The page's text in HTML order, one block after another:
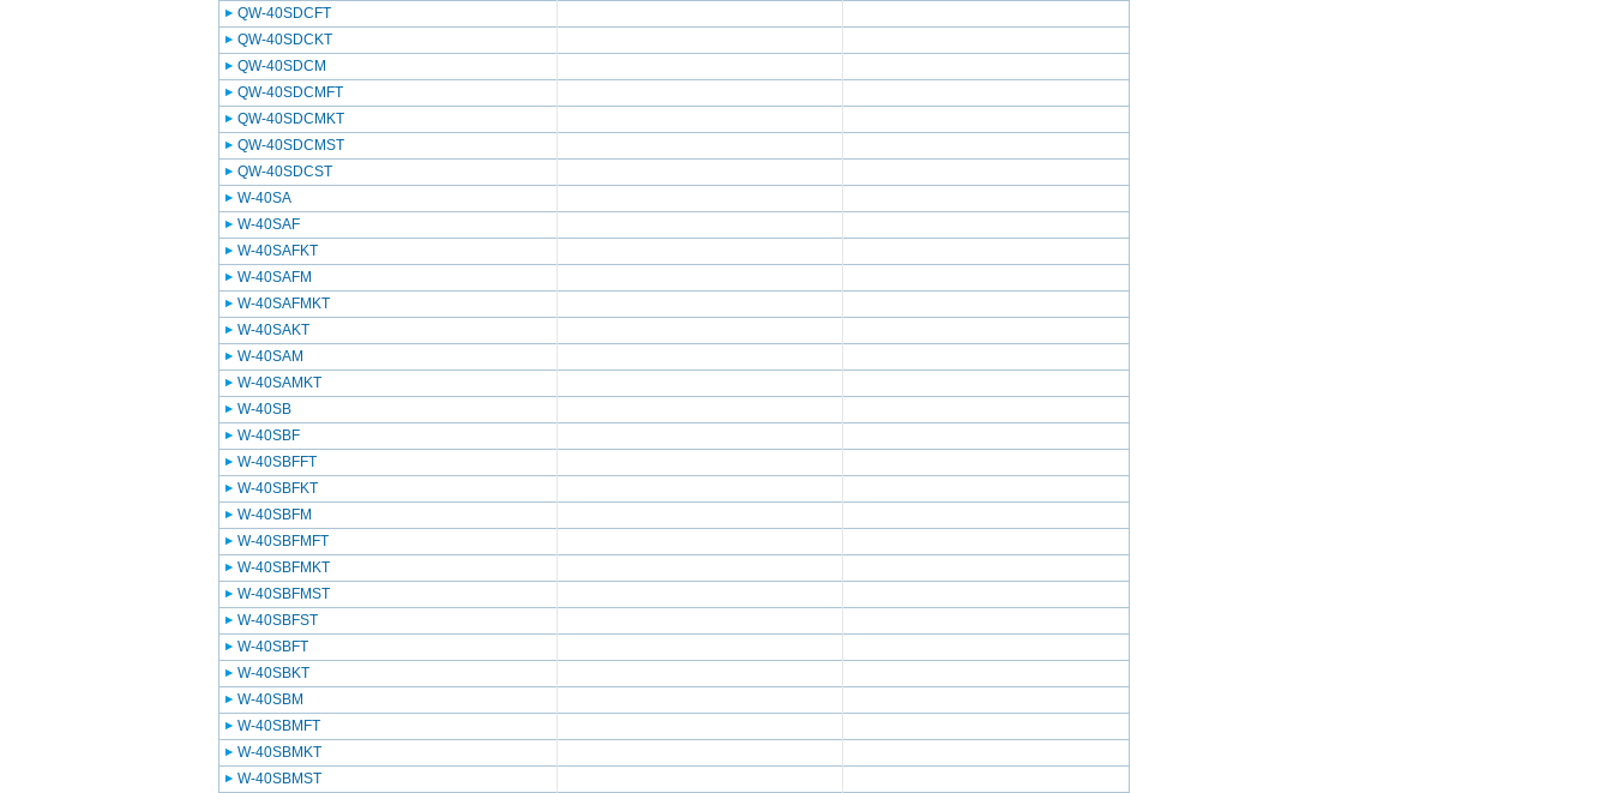
QW-40SDCFT
QW-40SDCKT
QW-40SDCM
QW-40SDCMFT
QW-40SDCMKT
QW-40SDCMST
QW-40SDCST
W-40SA
W-40SAF
W-40SAFKT
W-40SAFM
W-40SAFMKT
W-40SAKT
W-40SAM
W-40SAMKT
W-40SB
W-40SBF
W-40SBFFT
W-40SBFKT
W-40SBFM
W-40SBFMFT
W-40SBFMKT
W-40SBFMST
W-40SBFST
W-40SBFT
W-40SBKT
W-40SBM
W-40SBMFT
W-40SBMKT
W-40SBMST